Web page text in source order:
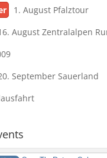
1. August Pfalztour
August Zentralalpen
September Sauerland